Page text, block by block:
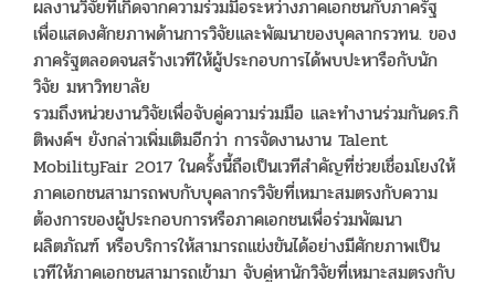
ผลงานวิจัยที่เกิดจากความร่วมมือระหว่างภาคเอกชนกับภาครัฐ
เพื่อแสดงศักยภาพด้านการวิจัยและพัฒนาของบุคลากรวทน. ของ
ภาครัฐตลอดจนสร้างเวทีให้ผู้ประกอบการได้พบปะหารือกับนัก
วิจัย มหาวิทยาลัย
รวมถึงหน่วยงานวิจัยเพื่อจับคู่ความร่วมมือ และทำงานร่วมกันดร.กิ
ติพงค์ฯ ยังกล่าวเพิ่มเติมอีกว่า การจัดงานงาน Talent
MobilityFair 2017 ในครั้งนี้ถือเป็นเวทีสำคัญที่ช่วยเชื่อมโยงให้
ภาคเอกชนสามารถพบกับบุคลากรวิจัยที่เหมาะสมตรงกับความ
ต้องการของผู้ประกอบการหรือภาคเอกชนเพื่อร่วมพัฒนา
ผลิตภัณฑ์ หรือบริการให้สามารถแข่งขันได้อย่างมีศักยภาพเป็น
เวทีให้ภาคเอกชนสามารถเข้ามา จับคู่หานักวิจัยที่เหมาะสมตรงกับ